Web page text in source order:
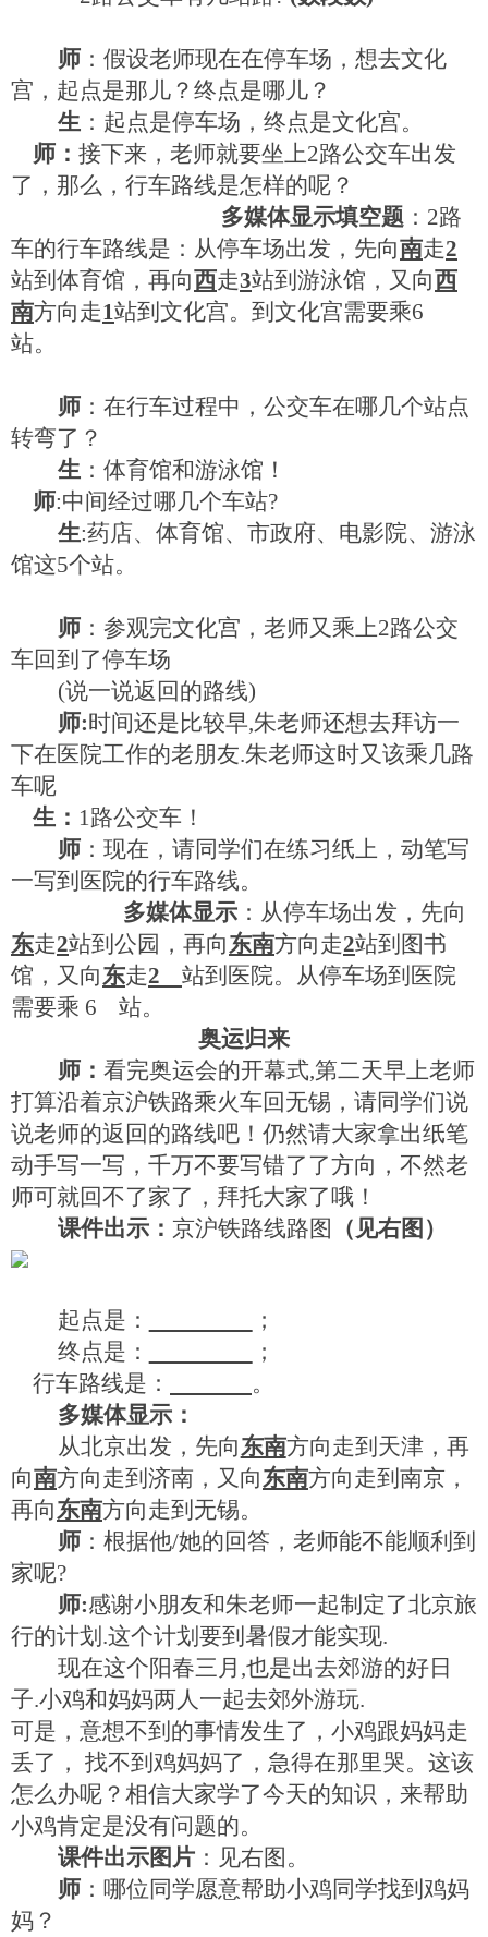
师：假设老师现在在停车场，想去文化
宫，起点是那儿？终点是哪儿？
生：起点是停车场，终点是文化宫。
师： 接下来，老师就要坐上2路公交车出发
了，那么，行车路线是怎样的呢？
多媒体显示填空题： 2路
车的行车路线是：从停车场出发，先向南走2
站到体育馆，再向西走3站到游泳馆，又向西
南方向走1站到文化宫。到文化宫需要乘6
站。
师：在行车过程中，公交车在哪几个站点
转弯了？
生：体育馆和游泳馆！
师:中间经过哪几个车站?
生:药店、体育馆、市政府、电影院、游泳
馆这5个站。
师：参观完文化宫，老师又乘上2路公交
车回到了停车场
(说一说返回的路线)
师:时间还是比较早,朱老师还想去拜访一
下在医院工作的老朋友.朱老师这时又该乘几路
车呢
生： 1路公交车！
师：现在，请同学们在练习纸上，动笔写
一写到医院的行车路线。
多媒体显示：从停车场出发，先向
东走2站到公园，再向东南方向走2站到图书
馆，又向东走2
站到医院。从停车场到医院
需要乘 6
站。
奥运归来
师： 看完奥运会的开幕式,第二天早上老师
打算沿着京沪铁路乘火车回无锡，请同学们说
说老师的返回的路线吧！仍然请大家拿出纸笔
动手写一写，千万不要写错了了方向，不然老
师可就回不了家了，拜托大家了哦！
课件出示： 京沪铁路线路图 （见右图）
起点是：
；
终点是：
；
行车路线是：
。
多媒体显示：
从北京出发，先向东南方向走到天津，再
向南方向走到济南，又向东南方向走到南京，
再向东南方向走到无锡。
师：根据他/她的回答，老师能不能顺利到
家呢?
师:感谢小朋友和朱老师一起制定了北京旅
行的计划 .这个计划要到暑假才能实现.
现在这个阳春三月 ,也是出去郊游的好日
子.小鸡和妈妈两人一起去郊外游玩.
可是，意想不到的事情发生了，小鸡跟妈妈走
丢了， 找不到鸡妈妈了，急得在那里哭。这该
怎么办呢？相信大家学了今天的知识，来帮助
小鸡肯定是没有问题的。
课件出示图片：见右图。
师：哪位同学愿意帮助小鸡同学找到鸡妈
妈？